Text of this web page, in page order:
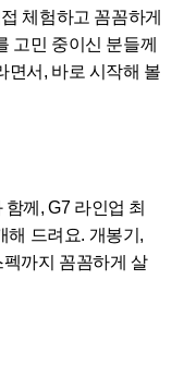
체험하고 꼼꼼하게
고민 중이신 분들께
면서, 바로 시작해 볼
께, G7 라인업 최
해 드려요. 개봉기,
까지 꼼꼼하게 살